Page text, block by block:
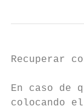
Recuperar
En caso de
colocando